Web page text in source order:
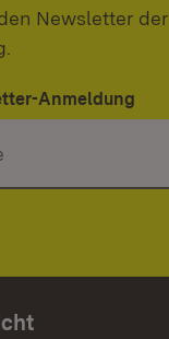
Newsletter der
Anmeldung